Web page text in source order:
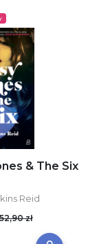
& The Six
Reid
52,90 zł